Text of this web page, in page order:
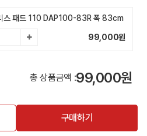
스 패드 110 DAP100-83R 폭 83cm
99,000원
총 상품금액 :99,000원
구매하기